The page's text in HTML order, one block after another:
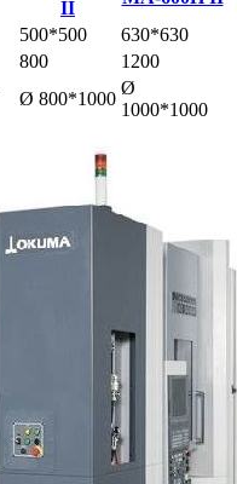
II
500*500
630*630
800
1200
Ø 800*1000
Ø
1000*1000